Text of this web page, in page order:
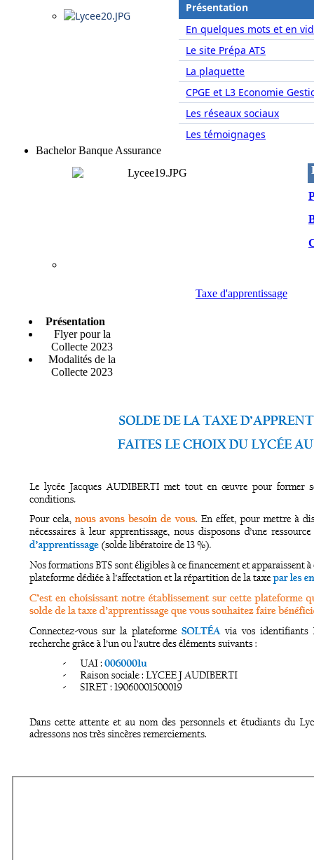
Présentation
En quelques mots et en
Le site Prépa ATS
La plaquette
CPGE et L3 Economie
Les réseaux sociaux
Les témoignages
Bachelor Banque Assurance
Taxe d'apprentissage
Présentation
Flyer pour la
Collecte 2023
Modalités de la
Collecte 2023